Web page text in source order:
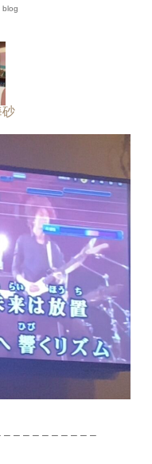
blog
砂
– – – – – – – – –